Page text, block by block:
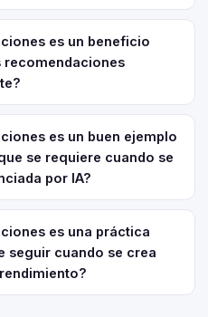
es un beneficio
recomendaciones
es un buen ejemplo
se requiere cuando se
por IA?
es una práctica
seguir cuando se crea